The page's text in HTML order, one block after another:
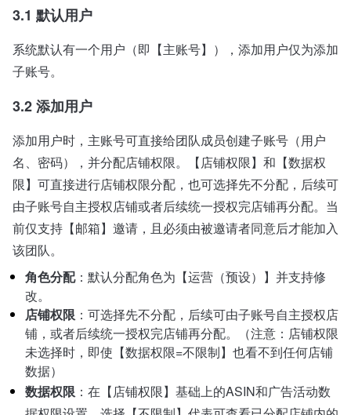
3.1 默认用户
系统默认有一个用户（即【主账号】），添加用户仅为添加
子账号。
3.2 添加用户
添加用户时，主账号可直接给团队成员创建子账号（用户
名、密码），并分配店铺权限。【店铺权限】和【数据权
限】可直接进行店铺权限分配，也可选择先不分配，后续可
由子账号自主授权店铺或者后续统一授权完店铺再分配。当
前仅支持【邮箱】邀请，且必须由被邀请者同意后才能加入
该团队。
角色分配：默认分配角色为【运营（预设）】并支持修
改。
店铺权限 ：可选择先不分配，后续可由子账号自主授权店
铺，或者后续统一授权完店铺再分配。（注意：店铺权限
未选择时，即使【数据权限=不限制】也看不到任何店铺
数据）
数据权限 ： 在【店铺权限】基础上的ASIN和广告活动数